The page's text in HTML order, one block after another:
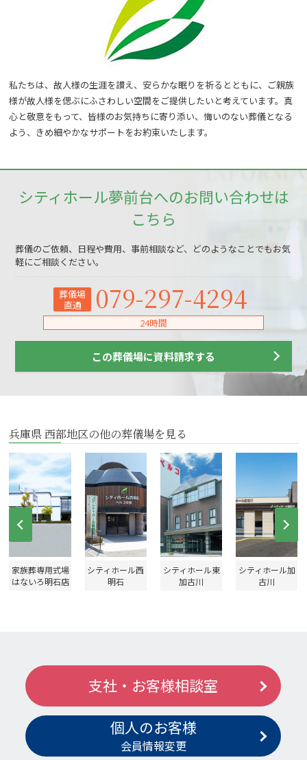
私たちは、故人様の生涯を讃え、安らかな眠りを祈るとともに、ご親族
様が故人様を偲ぶにふさわしい空間をご提供したいと考えています。真
心と敬意をもって、皆様のお気持ちに寄り添い、悔いのない葬儀となる
よう、きめ細やかなサポートをお約束いたします。
シティホール夢前台へのお問い合わせは
こちら
葬儀のご依頼、日程や費用、事前相談など、どのようなことでもお気
軽にご相談ください。
葬儀場
直通
079-297-4294
24時間
この葬儀場に資料請求する
兵庫県 西部地区の他の葬儀場を見る
家族葬専用式場
はないろ明石店
シティホール西
明石
シティホール東
加古川
シティホール加
古川
Prev
支社・お客様相談室
個人のお客様
会員情報変更